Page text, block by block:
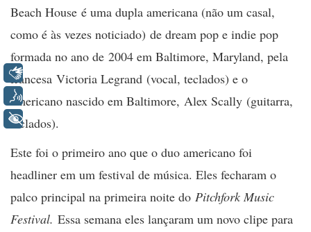
Beach House é uma dupla americana (não um casal,
como é às vezes noticiado) de dream pop e indie pop
formada no ano de 2004 em Baltimore, Maryland, pela
francesa Victoria Legrand (vocal, teclados) e o
americano nascido em Baltimore, Alex Scally (guitarra,
teclados).
Este foi o primeiro ano que o duo americano foi
headliner em um festival de música. Eles fecharam o
palco principal na primeira noite do Pitchfork Music
Festival. Essa semana eles lançaram um novo clipe para
Libras
+ Acessibilidade